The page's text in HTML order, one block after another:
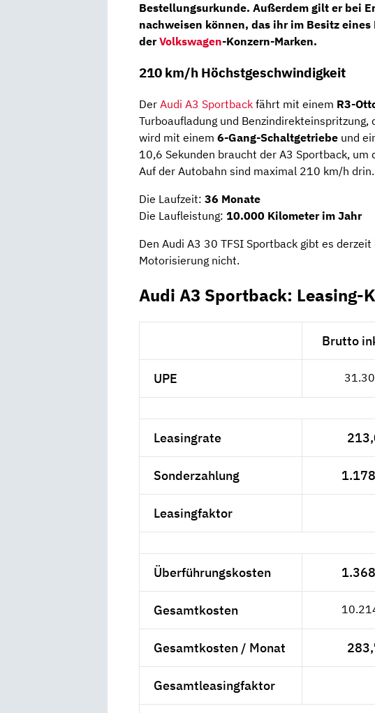
Bestellungsurkunde. Außerdem gilt er bei
nachweisen können, das ihr im Besitz
derVolkswagen-Konzern-Marken.
210 km/h Höchstgeschwindigkeit
Der Audi A3 Sportback fährt mit einem R3-
Turboaufladung und Benzindirekteinspritzung,
wird mit einem 6-Gang-Schaltgetriebe und
10,6 Sekunden braucht der A3 Sportback,
Auf der Autobahn sind maximal 210 km/h drin.
Die Laufzeit: 36 Monate
Die Laufleistung: 10.000 Kilometer im Jahr
Den Audi A3 30 TFSI Sportback gibt es
Motorisierung nicht.
Audi A3 Sportback: Leasing-
Brutto
UPE
Leasingrate
Sonderzahlung
Leasingfaktor
Überführungskosten
Gesamtkosten
Gesamtkosten / Monat
Gesamtleasingfaktor